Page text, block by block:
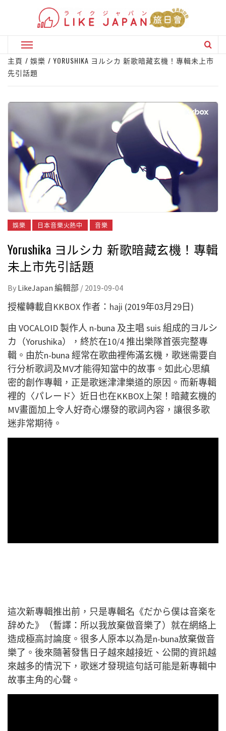
Primary
Menu
主頁 娛樂
YORUSHIKA ヨルシカ 新歌暗藏玄機！專輯未上市
先引話題
娛樂 日本音樂火熱中 音樂
Yorushika ヨルシカ 新歌暗藏玄機！專輯
未上市先引話題
By LikeJapan 編輯部 / 2019-09-04
授權轉載自KKBOX作者： haji (2019年03月29日)
由 VOCALOID 製作人 n-buna 及主唱 suis 組成的ヨルシ
カ（Yorushika），終於在10/4 推出樂隊首張完整專
輯。由於n-buna 經常在歌曲裡佈滿玄機，歌迷需要自
行分析歌詞及MV才能得知當中的故事。如此心思縝
密的創作專輯，正是歌迷津津樂道的原因。而新專輯
裡的〈パレード〉近日也在KKBOX上架！暗藏玄機的
MV畫面加上令人好奇心爆發的歌詞內容，讓很多歌
迷非常期待。
這次新專輯推出前，只是專輯名《だから僕は音楽を
辞めた》（暫譯：所以我放棄做音樂了）就在網絡上
造成極高討論度。很多人原本以為是n-buna放棄做音
樂了。後來隨著發售日子越來越接近、公開的資訊越
來越多的情況下，歌迷才發現這句話可能是新專輯中
故事主角的心聲。